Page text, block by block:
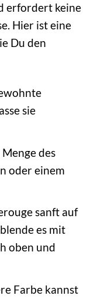
erfordert keine
Hier ist eine
Du den
sie
des
oder einem
sanft auf
es mit
oben und
Farbe kannst